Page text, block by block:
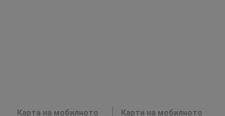
Карта на мобилното
Карти на мобилното